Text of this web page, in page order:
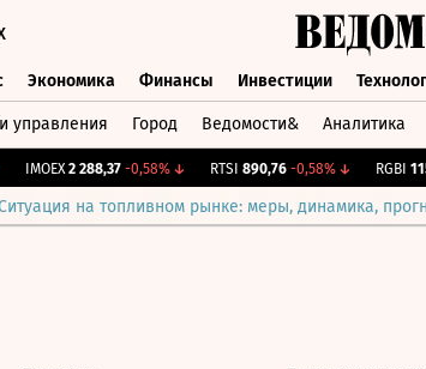
Экономика Финансы Инвестиции
управления Город Ведомости& Аналитика
IMOEX 2 288,37 -0,58%↓ RTSI 890,76 -0,58%↓ RGBI
на топливном рынке: меры, динамика,